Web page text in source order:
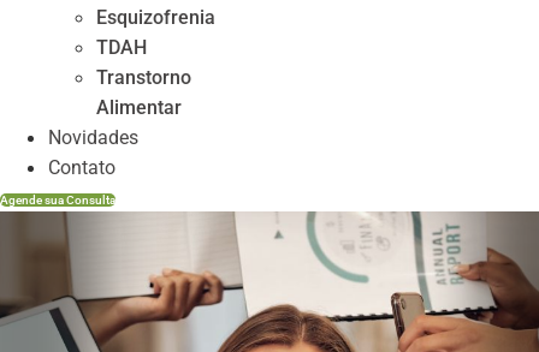
Esquizofrenia
TDAH
Transtorno
Alimentar
Novidades
Contato
Agende sua Consulta